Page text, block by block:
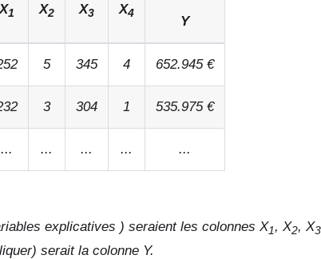
X1 X2 X3 X4
Y
5 345 4 652.945 €
3 304 1 535.975 €
... ... ... ... ...
explicatives ) seraient les colonnes X1, X2, X3
serait la colonne Y.